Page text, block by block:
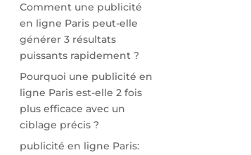
Comment une publicité
en ligne Paris peut-elle
générer 3 résultats
puissants rapidement ?
Pourquoi une publicité en
ligne Paris est-elle 2 fois
plus efficace avec un
ciblage précis ?
publicité en ligne Paris: